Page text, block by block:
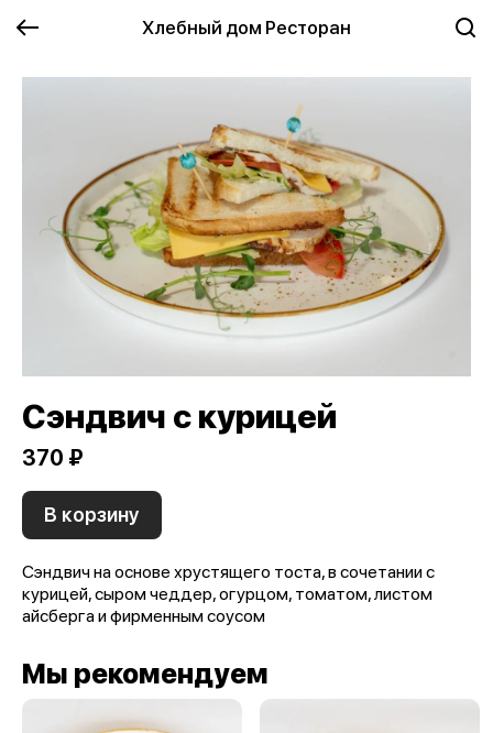
Хлебный дом Ресторан
Сэндвич с курицей
370 ₽
В корзину
Сэндвич на основе хрустящего тоста, в сочетании с
курицей, сыром чеддер, огурцом, томатом, листом
айсберга и фирменным соусом
Мы рекомендуем